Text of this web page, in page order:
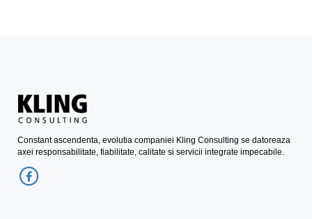
Constant ascendenta, evolutia companiei Kling Consulting se datoreaza
axei responsabilitate, fiabilitate, calitate si servicii integrate impecabile.